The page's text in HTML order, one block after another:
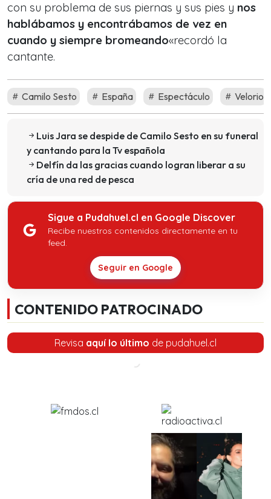
con su problema de sus piernas y sus pies y nos
hablábamos y encontrábamos de vez en
cuando y siempre bromeando«recordó la
cantante.
Camilo Sesto España Espectáculo Velorio
Luis Jara se despide de Camilo Sesto en su funeral
y cantando para la Tv española
Delfín da las gracias cuando logran liberar a su
cría de una red de pesca
Sigue a Pudahuel.cl en Google Discover
Recibe nuestros contenidos directamente en tu
feed.
Seguir en Google
CONTENIDO PATROCINADO
Revisa aquí lo último de pudahuel.cl